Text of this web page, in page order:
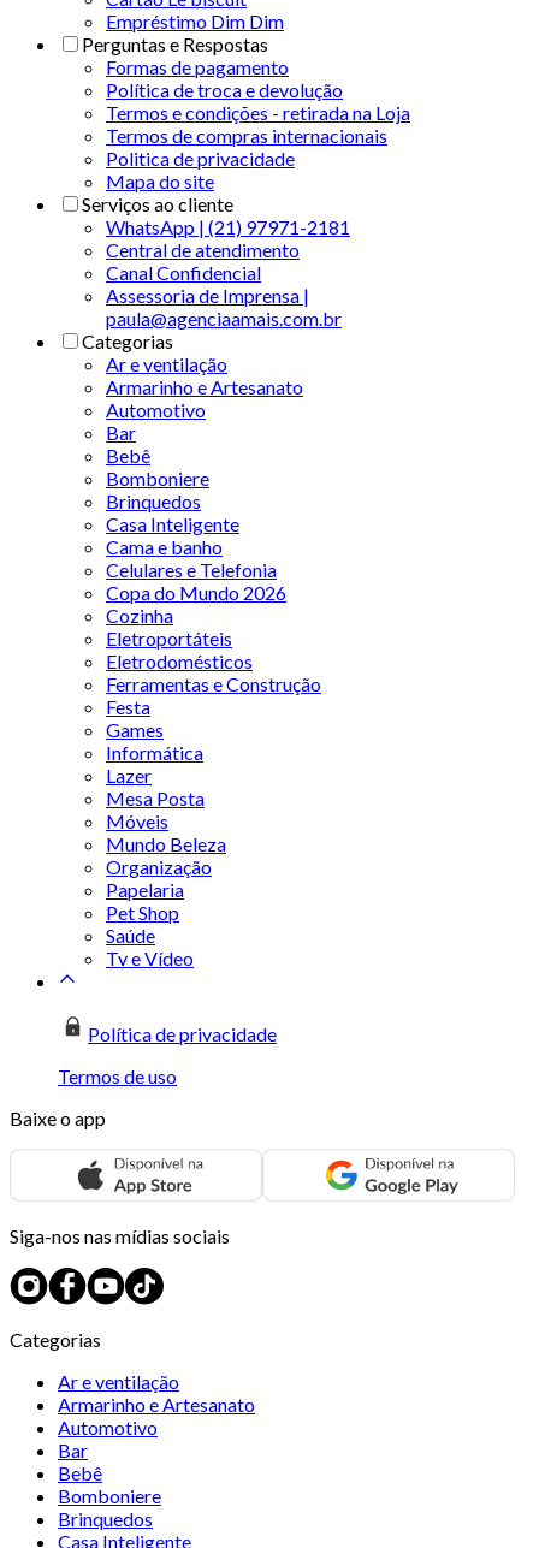
Empréstimo Dim Dim
Perguntas e Respostas
Formas de pagamento
Política de troca e devolução
Termos e condições - retirada na Loja
Termos de compras internacionais
Politica de privacidade
Mapa do site
Serviços ao cliente
WhatsApp | (21) 97971-2181
Central de atendimento
Canal Confidencial
Assessoria de Imprensa |
paula@agenciaamais.com.br
Categorias
Ar e ventilação
Armarinho e Artesanato
Automotivo
Bar
Bebê
Bomboniere
Brinquedos
Casa Inteligente
Cama e banho
Celulares e Telefonia
Copa do Mundo 2026
Cozinha
Eletroportáteis
Eletrodomésticos
Ferramentas e Construção
Festa
Games
Informática
Lazer
Mesa Posta
Móveis
Mundo Beleza
Organização
Papelaria
Pet Shop
Saúde
Tv e Vídeo
Política de privacidade
Termos de uso
Baixe o app
Siga-nos nas mídias sociais
Categorias
Ar e ventilação
Armarinho e Artesanato
Automotivo
Bar
Bebê
Bomboniere
Brinquedos
Casa Inteligente